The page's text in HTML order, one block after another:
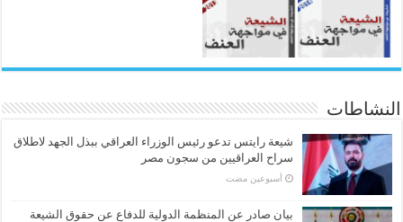
النشاطات
شيعة رايتس تدعو رئيس الوزراء العراقي ببذل الجهد لاطلاق
سراح العراقيين من سجون مصر
‏أسبوعين مضت
بيان صادر عن المنظمة الدولية للدفاع عن حقوق الشيعة